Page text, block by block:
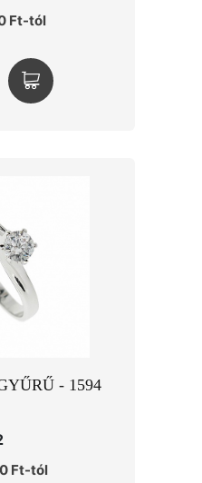
Ft-tól
- 1594
Ft-tól